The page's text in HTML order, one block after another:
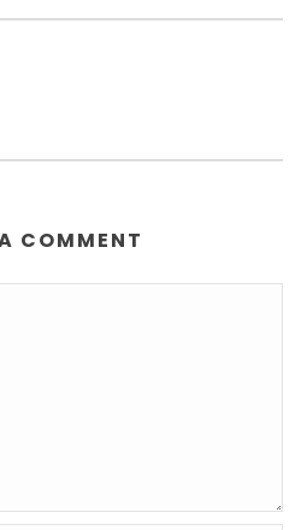
COMMENT